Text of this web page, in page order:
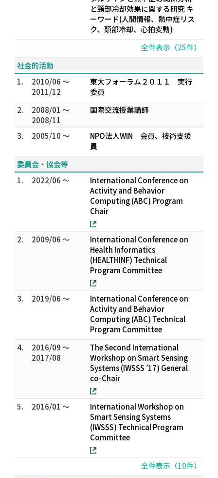
と頸部冷却効果に関する研究 キ
ーワード(人間情報、熱中症リス
ク、頚部冷却、心拍変動)
全件表示（25件）
社会的活動
1.
2010/06 ～
2011/12
東大フォーラム２０１１ 実行
委員
2.
2008/01 ～
2008/11
国際交流授業講師
3. 2005/10 ～
NPO法人WIN 会員、技術支援
員
委員会・協会等
1.
2022/06 ～
International Conference on
Activity and Behavior
Computing (ABC) Program
Chair
2. 2009/06 ～
International Conference on
Health Informatics
(HEALTHINF) Technical
Program Committee
3. 2019/06 ～
International Conference on
Activity and Behavior
Computing (ABC) Technical
Program Committee
4.
2016/09 ～
2017/08
The Second International
Workshop on Smart Sensing
Systems (IWSSS ’17) General
co-Chair
5. 2016/01 ～
International Workshop on
Smart Sensing Systems
(IWSSS) Technical Program
Committee
全件表示（10件）